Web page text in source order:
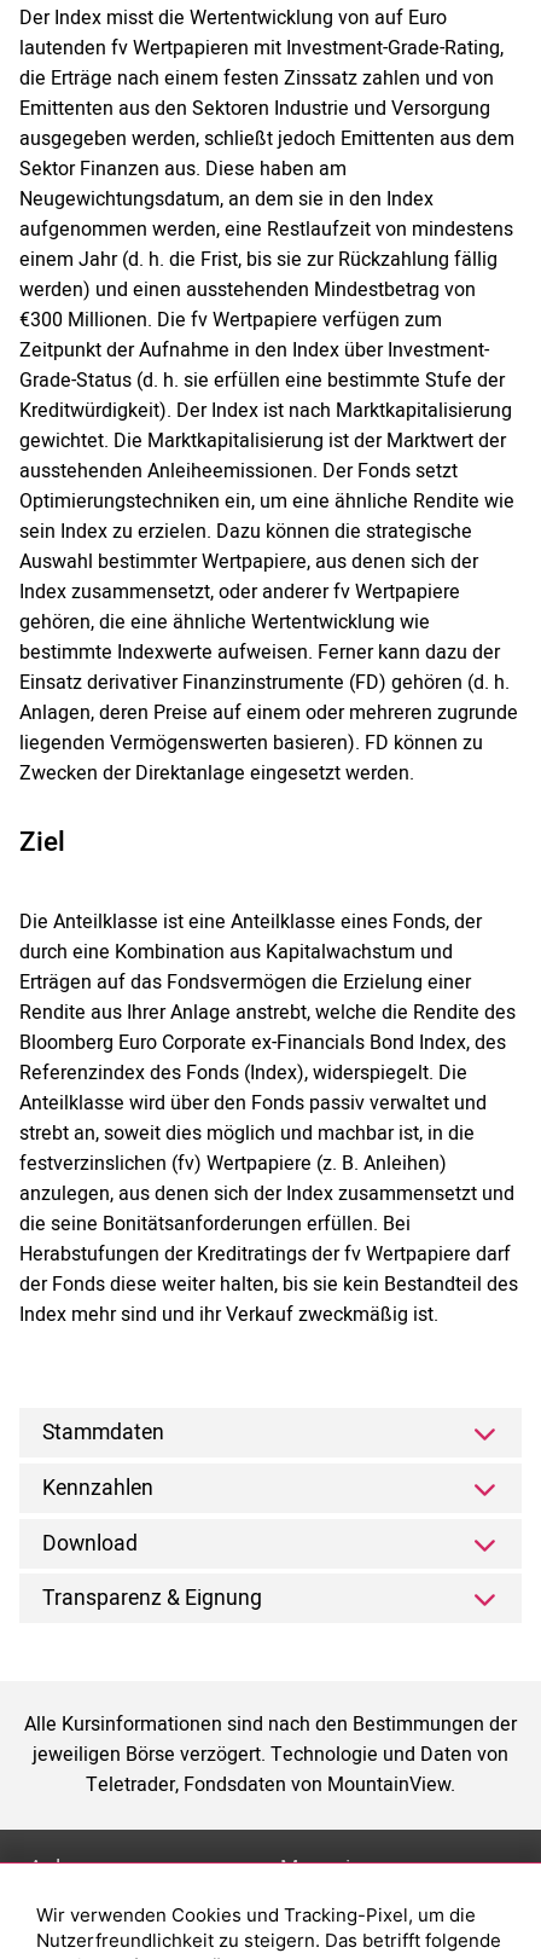
Der Index misst die Wertentwicklung von auf Euro
lautenden fv Wertpapieren mit Investment-Grade-Rating,
die Erträge nach einem festen Zinssatz zahlen und von
Emittenten aus den Sektoren Industrie und Versorgung
ausgegeben werden, schließt jedoch Emittenten aus dem
Sektor Finanzen aus. Diese haben am
Neugewichtungsdatum, an dem sie in den Index
aufgenommen werden, eine Restlaufzeit von mindestens
einem Jahr (d. h. die Frist, bis sie zur Rückzahlung fällig
werden) und einen ausstehenden Mindestbetrag von
€300 Millionen. Die fv Wertpapiere verfügen zum
Zeitpunkt der Aufnahme in den Index über Investment-
Grade-Status (d. h. sie erfüllen eine bestimmte Stufe der
Kreditwürdigkeit). Der Index ist nach Marktkapitalisierung
gewichtet. Die Marktkapitalisierung ist der Marktwert der
ausstehenden Anleiheemissionen. Der Fonds setzt
Optimierungstechniken ein, um eine ähnliche Rendite wie
sein Index zu erzielen. Dazu können die strategische
Auswahl bestimmter Wertpapiere, aus denen sich der
Index zusammensetzt, oder anderer fv Wertpapiere
gehören, die eine ähnliche Wertentwicklung wie
bestimmte Indexwerte aufweisen. Ferner kann dazu der
Einsatz derivativer Finanzinstrumente (FD) gehören (d. h.
Anlagen, deren Preise auf einem oder mehreren zugrunde
liegenden Vermögenswerten basieren). FD können zu
Zwecken der Direktanlage eingesetzt werden.
Ziel
Die Anteilklasse ist eine Anteilklasse eines Fonds, der
durch eine Kombination aus Kapitalwachstum und
Erträgen auf das Fondsvermögen die Erzielung einer
Rendite aus Ihrer Anlage anstrebt, welche die Rendite des
Bloomberg Euro Corporate ex-Financials Bond Index, des
Referenzindex des Fonds (Index), widerspiegelt. Die
Anteilklasse wird über den Fonds passiv verwaltet und
strebt an, soweit dies möglich und machbar ist, in die
festverzinslichen (fv) Wertpapiere (z. B. Anleihen)
anzulegen, aus denen sich der Index zusammensetzt und
die seine Bonitätsanforderungen erfüllen. Bei
Herabstufungen der Kreditratings der fv Wertpapiere darf
der Fonds diese weiter halten, bis sie kein Bestandteil des
Index mehr sind und ihr Verkauf zweckmäßig ist.
Stammdaten
Kennzahlen
Download
Transparenz & Eignung
Alle Kursinformationen sind nach den Bestimmungen der
jeweiligen Börse verzögert. Technologie und Daten von
Teletrader, Fondsdaten von MountainView.
Anlage
Depot eröffnen
Magazin
Was sind sind ETFs?
Wir verwenden Cookies und Tracking-Pixel, um die
Nutzerfreundlichkeit zu steigern. Das betrifft folgende